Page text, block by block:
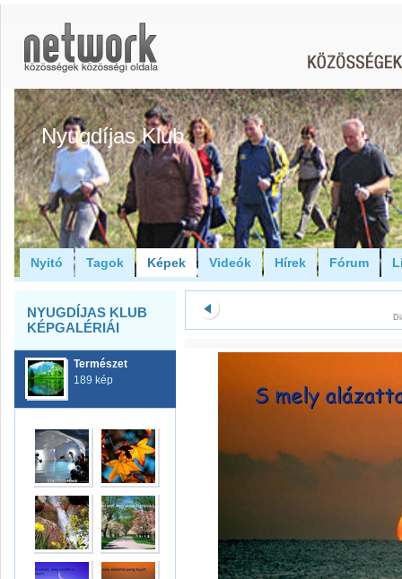
Nyugdíjas Klub
Nyitó Tagok Képek Videók Hírek Fórum
NYUGDÍJAS KLUB
KÉPGALÉRIÁI
Természet
189 kép